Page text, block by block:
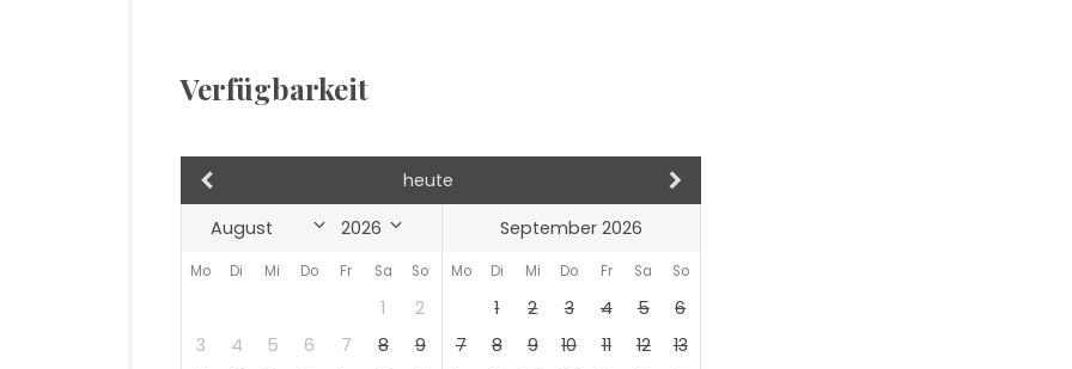
Verfügbarkeit
heute
Mo Di Mi Do Fr Sa So
1
2
3
4 5 6 7 8
9
September 2026
Mo Di Mi Do Fr Sa So
1 2 3 4 5
6
7
8 9 10 11 12
13